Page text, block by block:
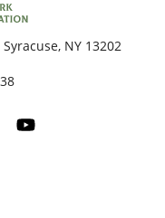
NY 13202